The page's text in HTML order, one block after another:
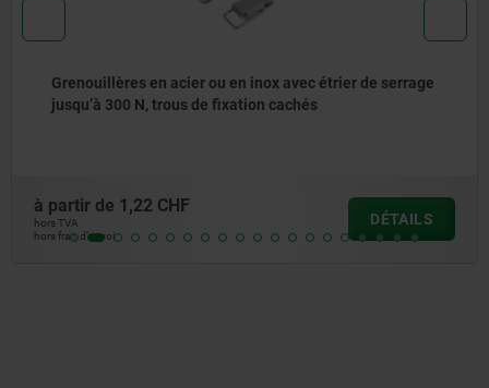
Grenouillères en acier ou en inox avec étrier de serrage
jusqu’à 300 N, trous de fixation cachés
à partir de 1,22 CHF
hors TVA
hors frais d’envoi
DÉTAILS